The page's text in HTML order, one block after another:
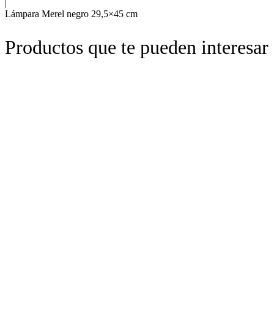
|
Lámpara Merel negro 29,5×45 cm
Productos que te pueden interesar